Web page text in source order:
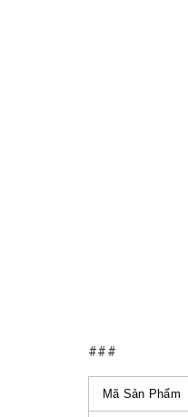
###
Mã Sản Phẩm